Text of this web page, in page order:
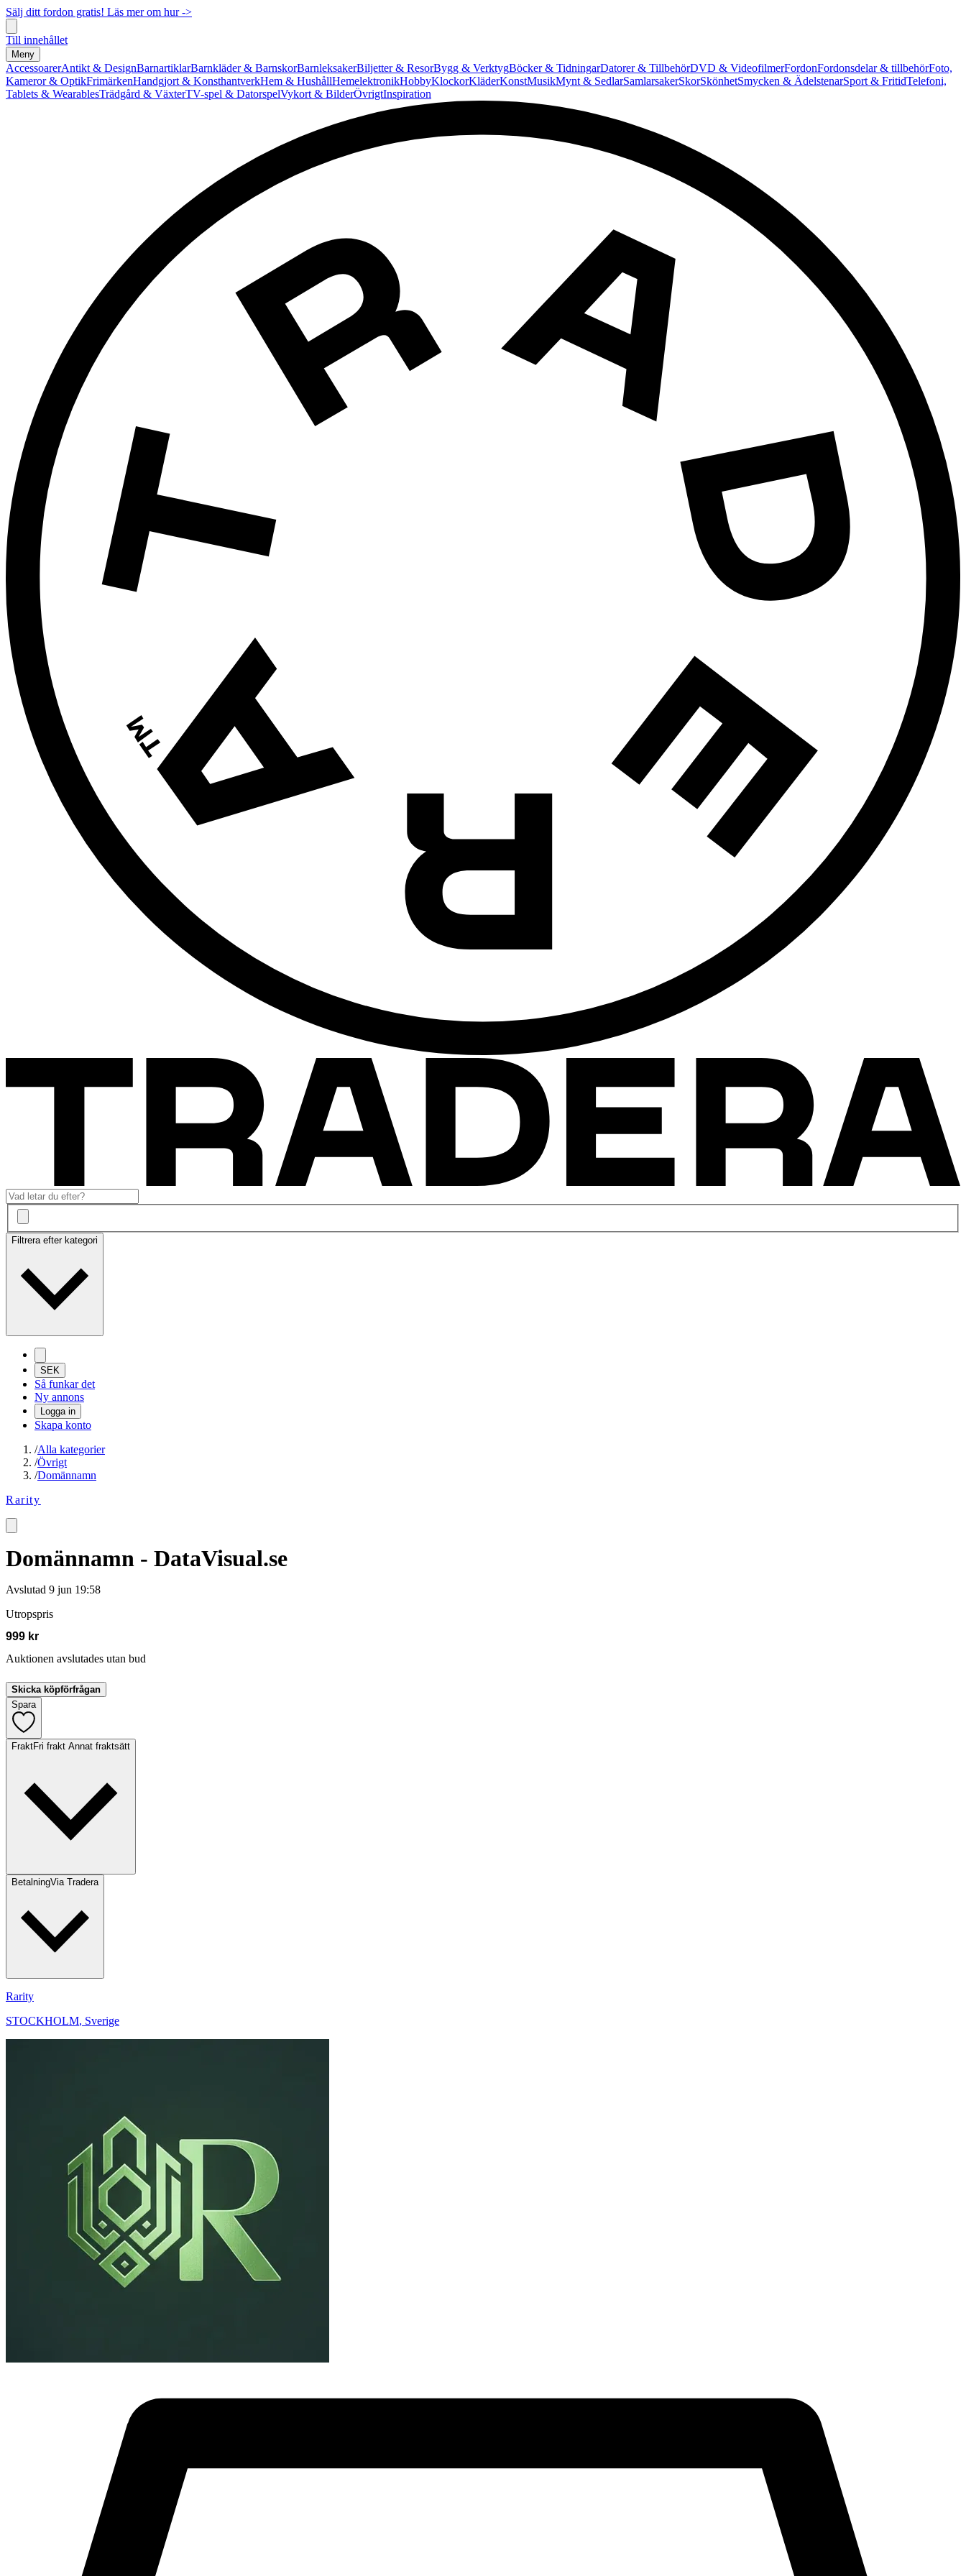
Sälj ditt fordon gratis! Läs mer om hur ->
Till innehållet
Meny
AccessoarerAntikt & DesignBarnartiklarBarnkläder & BarnskorBarnleksakerBiljetter & ResorBygg & VerktygBöcker & TidningarDatorer & TillbehörDVD & VideofilmerFordonFordonsdelar & tillbehörFoto,
Kameror & OptikFrimärkenHandgjort & KonsthantverkHem & HushållHemelektronikHobbyKlockorKläderKonstMusikMynt & SedlarSamlarsakerSkorSkönhetSmycken & ÄdelstenarSport & FritidTelefoni,
Tablets & WearablesTrädgård & VäxterTV-spel & DatorspelVykort & BilderÖvrigtInspiration
Filtrera efter kategori
SEK
Så funkar det
Ny annons
Logga in
Skapa konto
/Alla kategorier
/Övrigt
/Domännamn
Rarity
Domännamn - DataVisual.se
Avslutad 9 jun 19:58
Utropspris
999 kr
Auktionen avslutades utan bud
Skicka köpförfrågan
Spara
FraktFri frakt Annat fraktsätt
BetalningVia Tradera
Rarity
STOCKHOLM, Sverige